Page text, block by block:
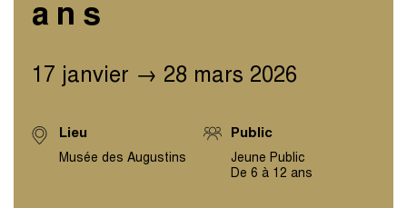
ans
17 janvier → 28 mars 2026
Lieu
Musée des Augustins
Public
Jeune Public
De 6 à 12 ans